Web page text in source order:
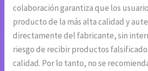
colaboración garantiza que los
producto de la más alta calidad y
directamente del fabricante, sin
riesgo de recibir productos
calidad. Por lo tanto, no se